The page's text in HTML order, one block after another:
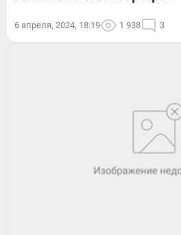
6 апреля, 2024, 18:19 1 938 3